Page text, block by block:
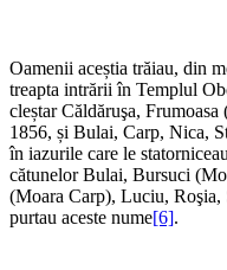
Oamenii aceștia trăiau, din
treapta intrării în Templul
cleștar Căldăruşa,
1856, și Bulai, Carp, Nica,
în iazurile care le
cătunelor Bulai, Bursuci
(Moara Carp), Luciu, Roşia,
purtau aceste nume[6].